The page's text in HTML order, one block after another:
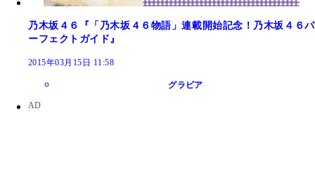
乃木坂４６『「乃木坂４６物語」連載開始記念！乃木坂４６パ
ーフェクトガイド』
2015年03月15日 11:58
グラビア